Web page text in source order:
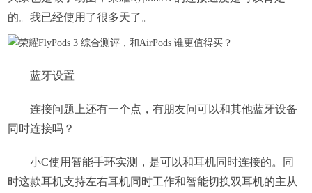
的。我已经使用了很多天了。
蓝牙设置
连接问题上还有一个点，有朋友问可以和其他蓝牙设备
同时连接吗？
小C使用智能手环实测，是可以和耳机同时连接的。同
时这款耳机支持左右耳机同时工作和智能切换双耳机的主从